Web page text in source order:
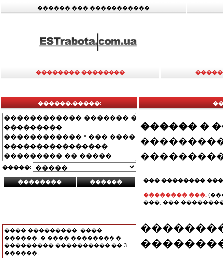
������ ��� �����������
�������� ��������
������.�����:
�����:
���� ���������, ����
������, � ���� �������� �
��������� ���������� �� 3
������.
������ �
��� ��������
�������� ���.
���, ���